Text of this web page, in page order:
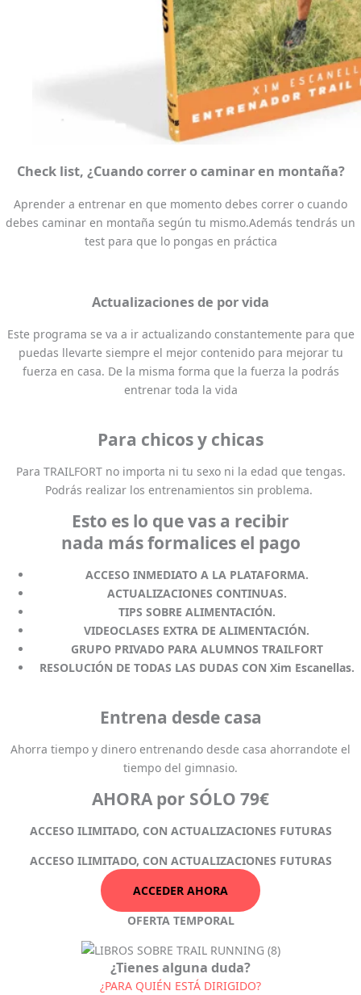
Check list, ¿Cuando correr o caminar en montaña?
Aprender a entrenar en que momento debes correr o cuando
debes caminar en montaña según tu mismo.Además tendrás un
test para que lo pongas en práctica
Actualizaciones de por vida
Este programa se va a ir actualizando constantemente para que
puedas llevarte siempre el mejor contenido para mejorar tu
fuerza en casa. De la misma forma que la fuerza la podrás
entrenar toda la vida
Para chicos y chicas
Para TRAILFORT no importa ni tu sexo ni la edad que tengas.
Podrás realizar los entrenamientos sin problema.
Esto es lo que vas a recibir
nada más formalices el pago
ACCESO INMEDIATO A LA PLATAFORMA.
ACTUALIZACIONES CONTINUAS.
TIPS SOBRE ALIMENTACIÓN.
VIDEOCLASES EXTRA DE ALIMENTACIÓN.
GRUPO PRIVADO PARA ALUMNOS TRAILFORT
RESOLUCIÓN DE TODAS LAS DUDAS CON Xim Escanellas.
Entrena desde casa
Ahorra tiempo y dinero entrenando desde casa ahorrandote el
tiempo del gimnasio.
AHORA por SÓLO 79€
ACCESO ILIMITADO, CON ACTUALIZACIONES FUTURAS
ACCESO ILIMITADO, CON ACTUALIZACIONES FUTURAS
ACCEDER AHORA
OFERTA TEMPORAL
¿Tienes alguna duda?
¿PARA QUIÉN ESTÁ DIRIGIDO?